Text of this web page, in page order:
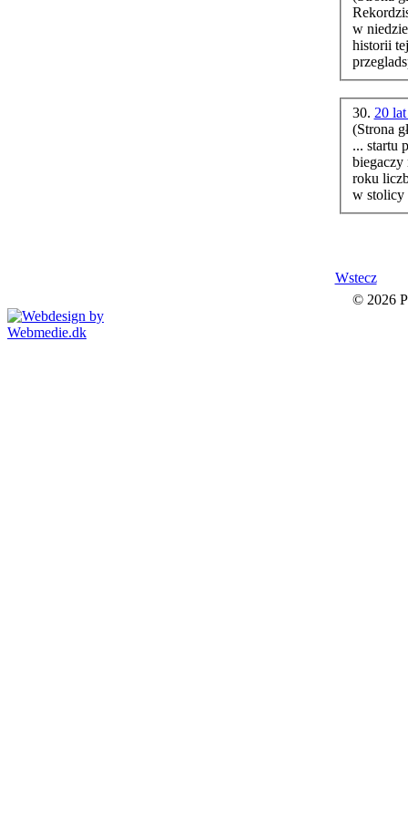
w
historii
30. 20
(Strona
... startu
biegaczy
roku
w stolicy
Wstecz
© 2026